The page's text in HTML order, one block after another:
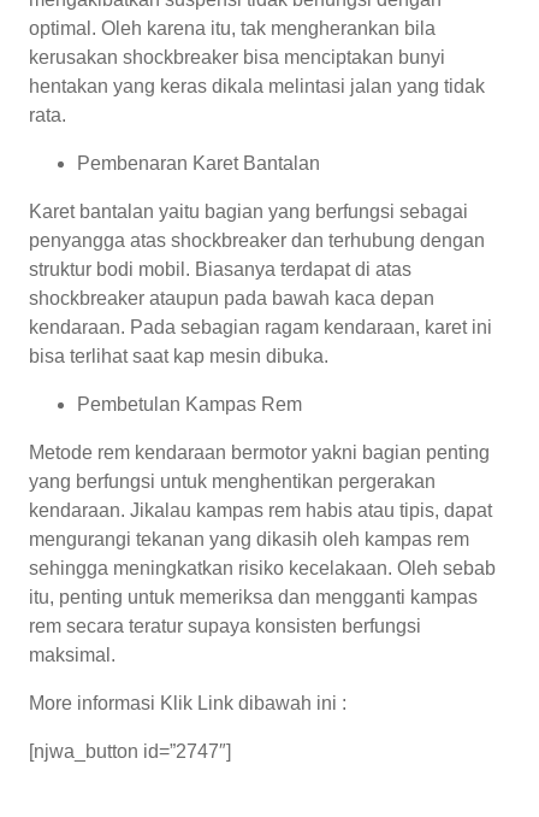
optimal. Oleh karena itu, tak mengherankan bila
kerusakan shockbreaker bisa menciptakan bunyi
hentakan yang keras dikala melintasi jalan yang tidak
rata.
Pembenaran Karet Bantalan
Karet bantalan yaitu bagian yang berfungsi sebagai
penyangga atas shockbreaker dan terhubung dengan
struktur bodi mobil. Biasanya terdapat di atas
shockbreaker ataupun pada bawah kaca depan
kendaraan. Pada sebagian ragam kendaraan, karet ini
bisa terlihat saat kap mesin dibuka.
Pembetulan Kampas Rem
Metode rem kendaraan bermotor yakni bagian penting
yang berfungsi untuk menghentikan pergerakan
kendaraan. Jikalau kampas rem habis atau tipis, dapat
mengurangi tekanan yang dikasih oleh kampas rem
sehingga meningkatkan risiko kecelakaan. Oleh sebab
itu, penting untuk memeriksa dan mengganti kampas
rem secara teratur supaya konsisten berfungsi
maksimal.
More informasi Klik Link dibawah ini :
[njwa_button id=”2747″]